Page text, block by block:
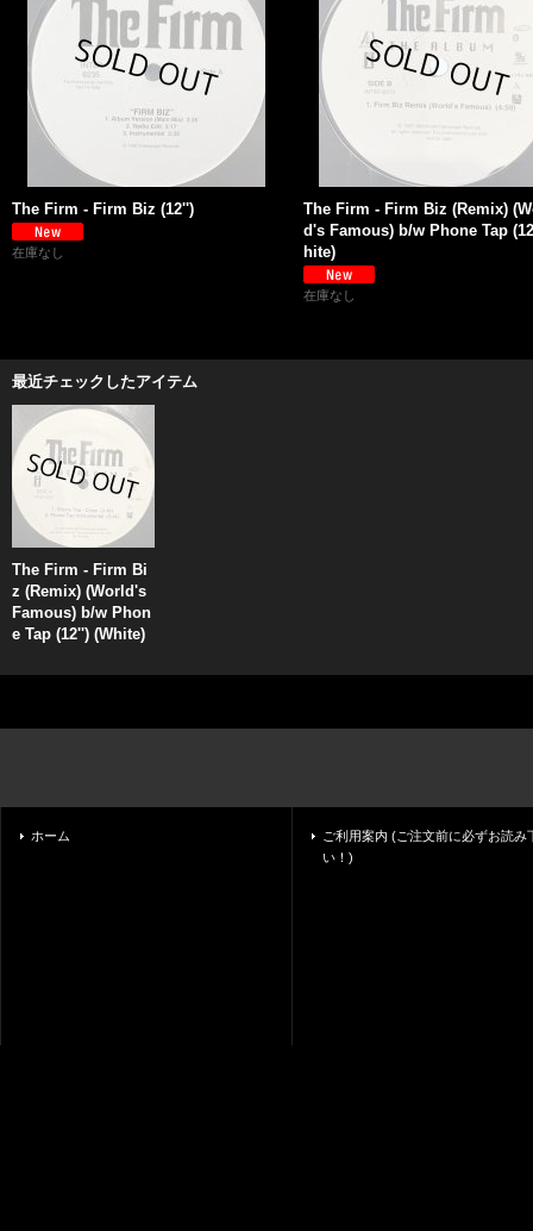
The Firm - Firm Biz (12'')
在庫なし
The Firm - Firm Biz (Remix)
d's Famous) b/w Phone Tap
hite)
在庫なし
最近チェックしたアイテム
The Firm - Firm Bi
z (Remix) (World's
Famous) b/w Phon
e Tap (12'') (White)
ホーム
ご利用案内 (ご注文前に必ずお読み
い！)